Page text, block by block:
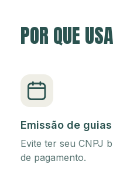
POR QUE
Emissão de guias
Evite ter seu CNPJ
de pagamento.